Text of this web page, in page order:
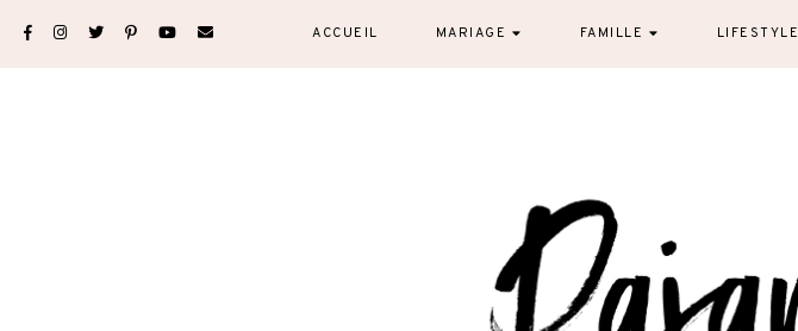
Skip
ACCUEIL MARIAGE FAMILLE LIFESTYLE